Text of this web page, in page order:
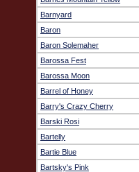
Barnyard
Baron
Baron Solemaher
Barossa Fest
Barossa Moon
Barrel of Honey
Barry's Crazy Cherry
Barski Rosi
Bartelly
Bartie Blue
Bartsky's Pink